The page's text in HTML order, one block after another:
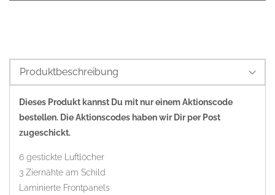
Produktbeschreibung
Dieses Produkt kannst Du mit nur einem Aktionscode
bestellen. Die Aktionscodes haben wir Dir per Post
zugeschickt.
6 gestickte Luftlöcher
3 Ziernähte am Schild
Laminierte Frontpanels